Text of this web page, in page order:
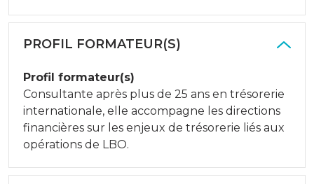
PROFIL FORMATEUR(S)
Profil formateur(s)
Consultante après plus de 25 ans en trésorerie
internationale, elle accompagne les directions
financières sur les enjeux de trésorerie liés aux
opérations de LBO.